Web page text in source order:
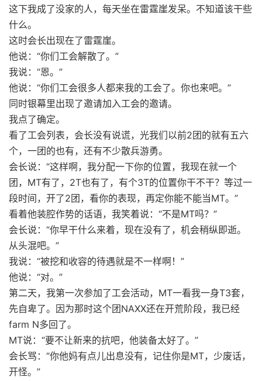
这下我成了没家的人，每天坐在雷霆崖发呆。不知道该干些
什么。
这时会长出现在了雷霆崖。
他说：“你们工会解散了。”
我说：“恩。”
他说：“你们工会很多人都来我的工会了。你也来吧。”
同时银幕里出现了邀请加入工会的邀请。
我点了确定。
看了工会列表，会长没有说谎，光我们以前2团的就有五六
个，一团的也有，还有不少散兵游勇。
会长说：“这样啊，我分配一下你的位置，我现在就一个
团，MT有了，2T也有了，有个3T的位置你干不干？等过一
段时间，开了2团，看你的表现，再定你能不能当MT。”
看着他装腔作势的话语，我笑着说：“不是MT吗？”
会长说：“你早干什么来着，现在没有了，机会稍纵即逝。
从头混吧。”
我说：“被挖和收容的待遇就是不一样啊！”
他说：“对。”
第二天，我第一次参加了工会活动，MT一看我一身T3套，
先自卑了。因为那时这个团NAXX还在开荒阶段，我已经
farm N多回了。
MT说：“要不让新来的抗吧，他装备太好了。”
会长骂：“你他妈有点儿出息没有，记住你是MT，少废话，
开怪。”